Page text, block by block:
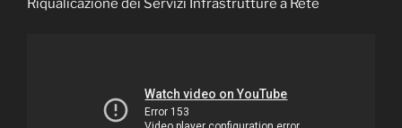
Riqualicazione dei Servizi Infrastrutture a Rete